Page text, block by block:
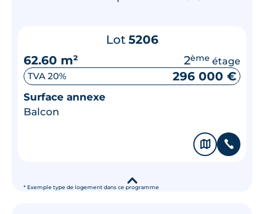
* Exemple type de logement dans ce programme
Lot 5206
62.60 m²
2ème étage
TVA 20% 296 000 €
Surface annexe
Balcon
🗞 📞
▾